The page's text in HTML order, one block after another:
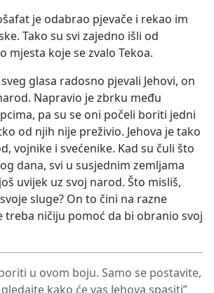
je odabrao pjevače i rekao im
Tako su svi zajedno išli od
mjesta koje se zvalo Tekoa.
glasa radosno pjevali Jehovi, on
Napravio je zbrku među
pa su se oni počeli boriti jedni
od njih nije preživio. Jehova je tako
vojnike i svećenike. Kad su čuli što
dana, svi u susjednim zemljama
uvijek uz svoj narod. Što misliš,
sluge? On to čini na razne
treba ničiju pomoć da bi obranio svoj
u ovom boju. Samo se postavite,
kako će vas Jehova spasiti”